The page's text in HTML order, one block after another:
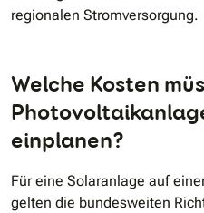
regionalen Stromversorgung.
Welche Kosten
einplanen?
Für eine Solaranlage auf
gelten die bundesweiten